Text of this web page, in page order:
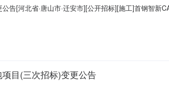
告[河北省·唐山市·迁安市][公开招标][施工]首钢智新
：2026年8月25日09:00（北京时间）五、开标
目(三次招标)变更公告